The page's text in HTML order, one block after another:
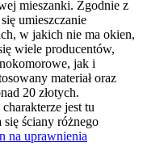
mieszanki. Zgodnie z
umieszczanie
w jakich nie ma okien,
wiele producentów,
jak i
materiał oraz
20 złotych.
jest tu
się ściany różnego
na uprawnienia